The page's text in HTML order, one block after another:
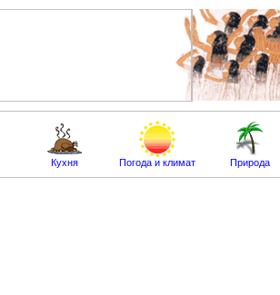
Кухня Погода и климат Природа